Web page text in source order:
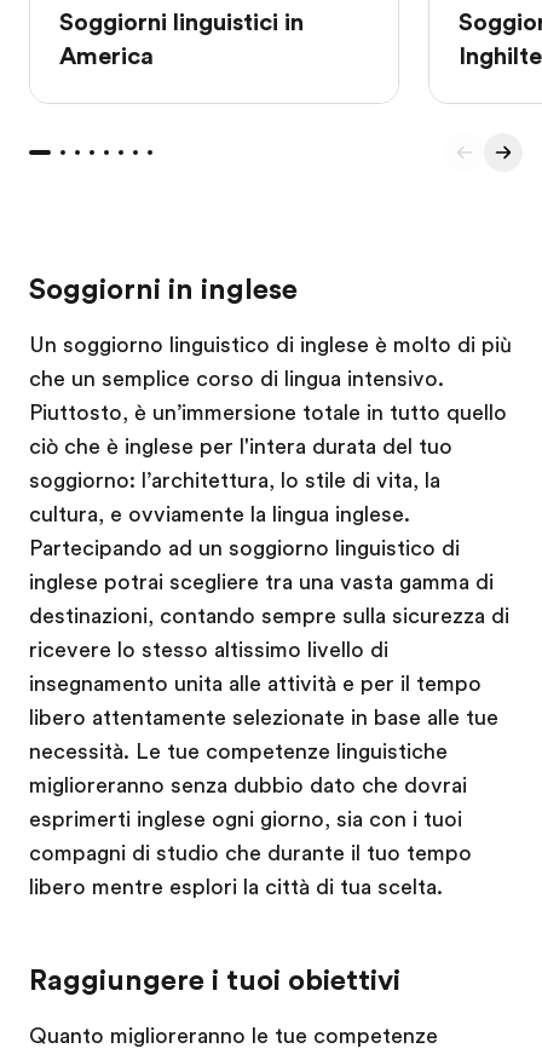
Soggiorni linguistici in
America
Soggiorni in inglese
Un soggiorno linguistico di inglese è molto di più
che un semplice corso di lingua intensivo.
Piuttosto, è un’immersione totale in tutto quello
ciò che è inglese per l'intera durata del tuo
soggiorno: l’architettura, lo stile di vita, la
cultura, e ovviamente la lingua inglese.
Partecipando ad un soggiorno linguistico di
inglese potrai scegliere tra una vasta gamma di
destinazioni, contando sempre sulla sicurezza di
ricevere lo stesso altissimo livello di
insegnamento unita alle attività e per il tempo
libero attentamente selezionate in base alle tue
necessità. Le tue competenze linguistiche
miglioreranno senza dubbio dato che dovrai
esprimerti inglese ogni giorno, sia con i tuoi
compagni di studio che durante il tuo tempo
libero mentre esplori la città di tua scelta.
Raggiungere i tuoi obiettivi
Quanto miglioreranno le tue competenze